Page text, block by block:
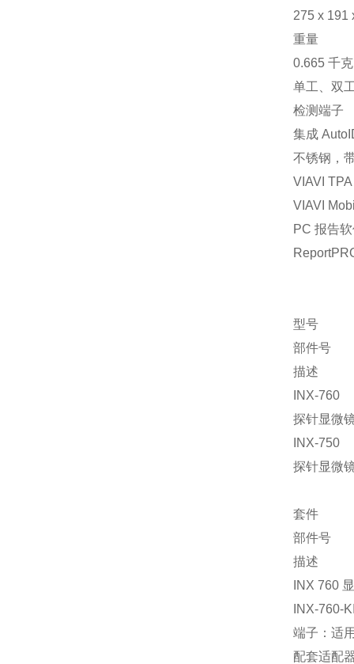
275 x 191
重量
0.665 千
单工、双
检测端子
集成
不锈钢，
VIAVI
VIAVI
PC 报告
型号
部件号
描述
INX-760
探针显微
INX-750
探针显微
套件
部件号
描述
INX 760
INX-760-
端子：适
配套适配